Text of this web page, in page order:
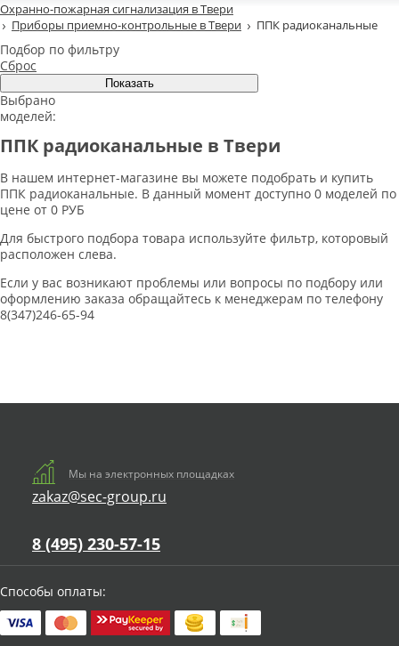
Охранно-пожарная сигнализация в Твери
Приборы приемно-контрольные в Твери
ППК радиоканальные
Подбор по фильтру
Сброс
Выбрано
моделей:
ППК радиоканальные в Твери
В нашем интернет-магазине вы можете подобрать и купить
ППК радиоканальные. В данный момент доступно 0 моделей по
цене от 0 РУБ
Для быстрого подбора товара используйте фильтр, которовый
расположен слева.
Если у вас возникают проблемы или вопросы по подбору или
оформлению заказа обращайтесь к менеджерам по телефону
8(347)246-65-94
Мы на электронных площадках
zakaz@sec-group.ru
8 (495) 230-57-15
Способы оплаты: